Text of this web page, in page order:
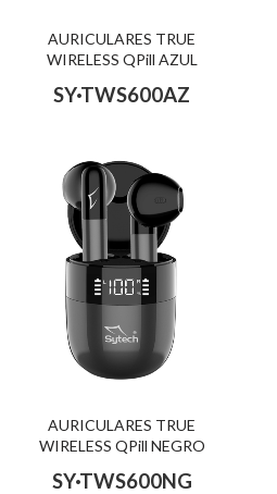
AURICULARES TRUE
WIRELESS QPill AZUL
SY·TWS600AZ
AURICULARES TRUE
WIRELESS QPill NEGRO
SY·TWS600NG